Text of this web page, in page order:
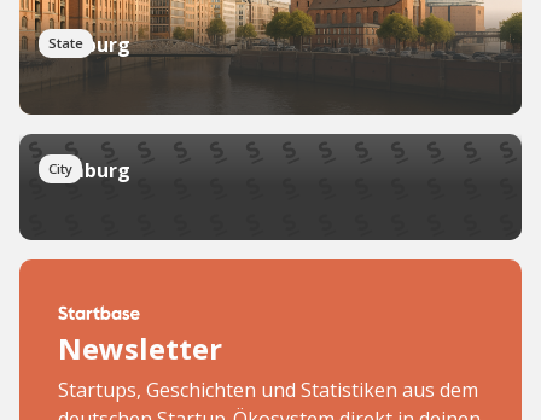
State
Hamburg
City
Hamburg
Newsletter
Startups, Geschichten und Statistiken aus dem